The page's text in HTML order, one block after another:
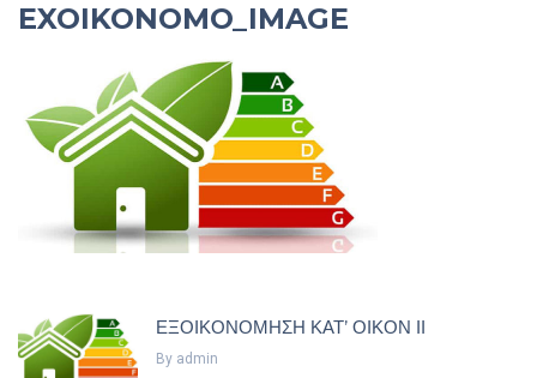
EXOIKONOMO_IMAGE
ΕΞΟΙΚΟΝΟΜΗΣΗ ΚΑΤ’ ΟΙΚΟΝ ΙΙ
By Admin